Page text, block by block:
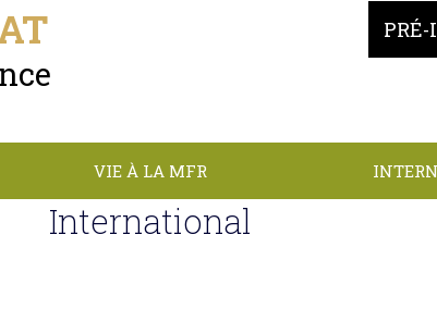
VIE À LA MFR
International